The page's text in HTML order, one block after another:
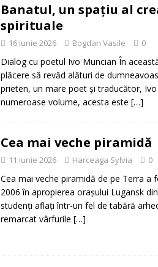
Banatul, un spațiu al
spirituale
16 iunie 2026 Bogdan Vasile 0
Dialog cu poetul Ivo Muncian În
plăcere să revăd alături de
prieten, un mare poet și traducător,
numeroase volume, acesta este […]
Cea mai veche piramidă
11 iunie 2026 Harceaga Sylvia 0
Cea mai veche piramidă de pe Terra a
2006 în apropierea orașului Lugansk
studenți aflați într-un fel de tabără
remarcat vârfurile […]